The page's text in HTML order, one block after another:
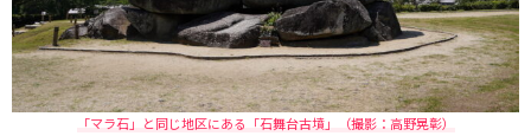
「マラ石」と同じ地区にある「石舞台古墳」（撮影：高野晃彰）